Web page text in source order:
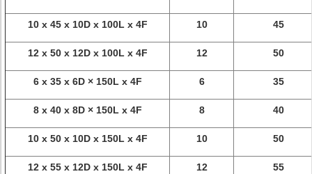
10 x 45 x 10D x 100L x 4F 10 45
12 x 50 x 12D x 100L x 4F 12 50
6 x 35 x 6D × 150L x 4F 6 35
8 x 40 x 8D × 150L x 4F 8 40
10 x 50 x 10D x 150L x 4F 10 50
12 x 55 x 12D x 150L x 4F 12 55